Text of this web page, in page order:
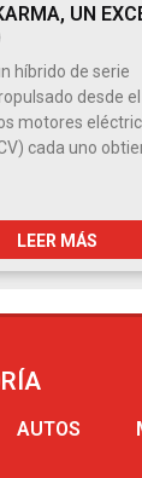
UN
híbrido de serie
desde el
motores
cada uno
LEER MÁS
AUTOS